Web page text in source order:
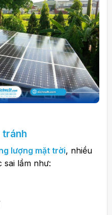
tránh
lượng mặt trời, nhiều
sai lầm như: